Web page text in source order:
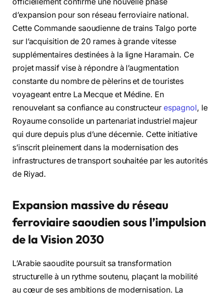
d’expansion pour son réseau ferroviaire national.
Cette Commande saoudienne de trains Talgo porte
sur l’acquisition de 20 rames à grande vitesse
supplémentaires destinées à la ligne Haramain. Ce
projet massif vise à répondre à l’augmentation
constante du nombre de pèlerins et de touristes
voyageant entre La Mecque et Médine. En
renouvelant sa confiance au constructeur espagnol, le
Royaume consolide un partenariat industriel majeur
qui dure depuis plus d’une décennie. Cette initiative
s’inscrit pleinement dans la modernisation des
infrastructures de transport souhaitée par les autorités
de Riyad.
Expansion massive du réseau
ferroviaire saoudien sous l’impulsion
de la Vision 2030
L’Arabie saoudite poursuit sa transformation
structurelle à un rythme soutenu, plaçant la mobilité
au cœur de ses ambitions de modernisation. La